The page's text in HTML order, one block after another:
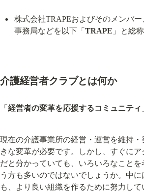
株式会社TRAPEおよびそのメンバ
事務局などを以下「 TRAPE 」と総
介護経営者クラブとは何か
「 経営者の変革を応援するコミュニティ
現在の介護事業所の経営・運営を維持
きな変革が必要です。しかし、すぐに
だと分かっていても、いろいろなことを
う方も多いのではないでしょうか。中
も、より良い組織を作るために努力し